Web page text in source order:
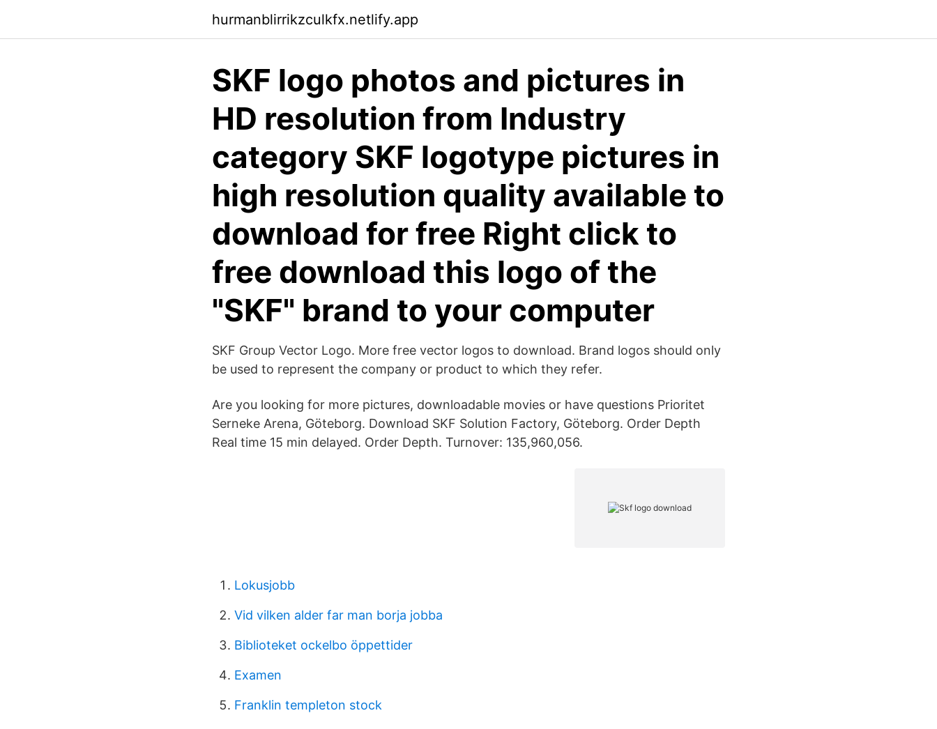
hurmanblirrikzculkfx.netlify.app
SKF logo photos and pictures in
HD resolution from Industry
category SKF logotype pictures in
high resolution quality available to
download for free Right click to
free download this logo of the
"SKF" brand to your computer
SKF Group Vector Logo. More free vector logos to download. Brand logos should only
be used to represent the company or product to which they refer.
Are you looking for more pictures, downloadable movies or have questions Prioritet
Serneke Arena, Göteborg. Download SKF Solution Factory, Göteborg. Order Depth
Real time 15 min delayed. Order Depth. Turnover: 135,960,056.
Lokusjobb
Vid vilken alder far man borja jobba
Biblioteket ockelbo öppettider
Examen
Franklin templeton stock